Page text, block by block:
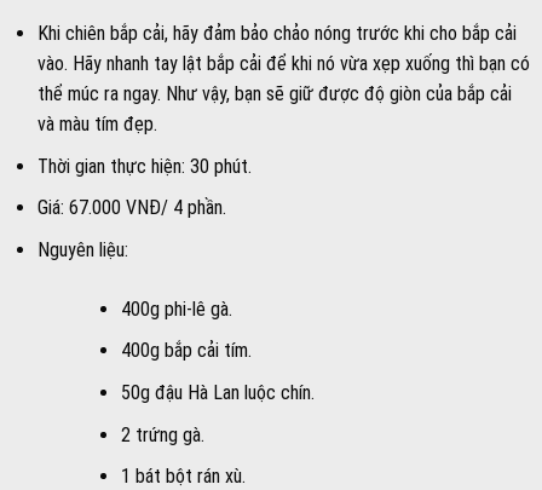
Khi chiên bắp cải, hãy đảm bảo chảo nóng trước khi cho bắp cải
vào. Hãy nhanh tay lật bắp cải để khi nó vừa xẹp xuống thì bạn có
thể múc ra ngay. Như vậy, bạn sẽ giữ được độ giòn của bắp cải
và màu tím đẹp.
Thời gian thực hiện: 30 phút.
Giá: 67.000 VNĐ/ 4 phần.
Nguyên liệu:
400g phi-lê gà.
400g bắp cải tím.
50g đậu Hà Lan luộc chín.
2 trứng gà.
1 bát bột rán xù.